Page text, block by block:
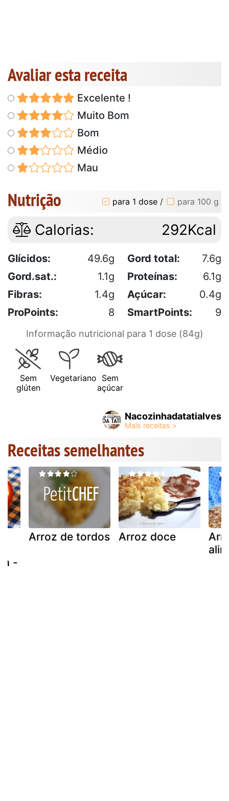
Avaliar esta receita
Excelente !
Muito Bom
Bom
Médio
Mau
Nutrição para 1 dose / para 100 g
Calorias: 292Kcal
Glícidos: 49.6g Gord total:
7.6g
Gord.sat.:
1.1g Proteínas:
6.1g
Fibras:
1.4g Açúcar:
0.4g
ProPoints:
8 SmartPoints: 9
Informação nutricional para 1 dose (84g)
Sem
glúten
Vegetariano Sem
açúcar
Nacozinhadatatialves
Receitas semelhantes
-
Arroz de tordos Arroz doce